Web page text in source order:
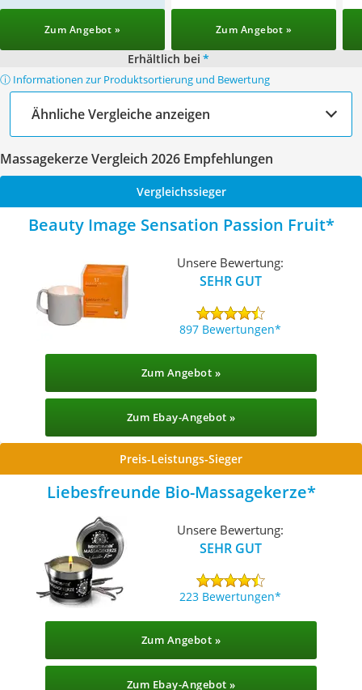
Zum Angebot » Zum Angebot »
Erhältlich bei *
ⓘ Informationen zur Produktsortierung und Bewertung
Ähnliche Vergleiche anzeigen
Massagekerze Vergleich 2026 Empfehlungen
Vergleichssieger
Beauty Image Sensation Passion Fruit
Unsere Bewertung:
SEHR GUT
897 Bewertungen
Zum Angebot »
Zum Ebay-Angebot »
Preis-Leistungs-Sieger
Liebesfreunde Bio-Massagekerze
Unsere Bewertung:
SEHR GUT
223 Bewertungen
Zum Angebot »
Zum Ebay-Angebot »